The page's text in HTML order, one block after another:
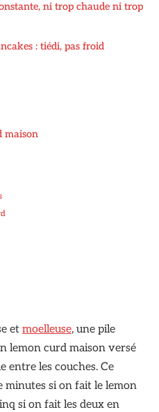
ni trop chaude ni trop
: tiédi, pas froid
maison
et moelleuse, une pile
lemon curd maison versé
entre les couches. Ce
minutes si on fait le lemon
si on fait les deux en